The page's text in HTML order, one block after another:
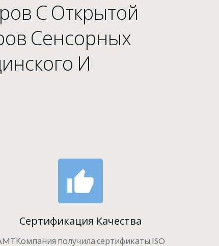
С Открытой
Сенсорных
И
Сертификация Качества
получила сертификаты ISO